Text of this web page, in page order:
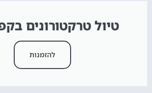
טיול טרקטורונים
להזמנות